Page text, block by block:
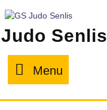
Senlis
Menu